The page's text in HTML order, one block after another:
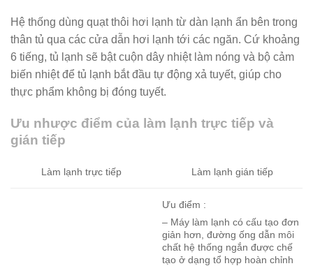
Hệ thống dùng quạt thôi hơi lạnh từ dàn lạnh ẩn bên trong
thân tủ qua các cửa dẫn hơi lạnh tới các ngăn. Cứ khoảng
6 tiếng, tủ lạnh sẽ bật cuộn dây nhiệt làm nóng và bộ cảm
biến nhiệt để tủ lạnh bắt đầu tự động xả tuyết, giúp cho
thực phẩm không bị đóng tuyết.
Ưu nhược điểm của làm lạnh trực tiếp và
gián tiếp
Làm lạnh trực tiếp Làm lạnh gián tiếp
Ưu điểm :
– Máy làm lạnh có cấu tạo đơn
giản hơn, đường ống dẫn môi
chất hệ thống ngắn được chế
tạo ở dạng tổ hợp hoàn chỉnh